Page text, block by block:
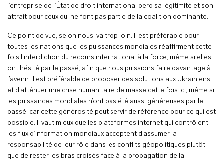
l’entreprise de l’État de droit international perd sa légitimité et son
attrait pour ceux qui ne font pas partie de la coalition dominante.
Ce point de vue, selon nous, va trop loin. Il est préférable pour
toutes les nations que les puissances mondiales réaffirment cette
fois l’interdiction du recours international à la force, même si elles
ont hésité par le passé, afin que nous puissions faire davantage à
l’avenir. Il est préférable de proposer des solutions aux Ukrainiens
et d’atténuer une crise humanitaire de masse cette fois-ci, même si
les puissances mondiales n’ont pas été aussi généreuses par le
passé, car cette générosité peut servir de référence pour ce qui est
possible. Il vaut mieux que les plateformes internet qui contrôlent
les flux d’information mondiaux acceptent d’assumer la
responsabilité de leur rôle dans les conflits géopolitiques plutôt
que de rester les bras croisés face à la propagation de la